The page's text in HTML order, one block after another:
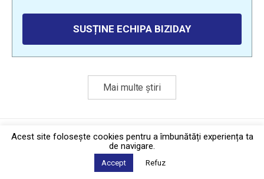
SUSȚINE ECHIPA BIZIDAY
Mai multe știri
Politica de confidențialitate·Contact
2026 © Biziday
Acest site foloseşte cookies pentru a îmbunătăți experiența ta
de navigare.
Accept Refuz